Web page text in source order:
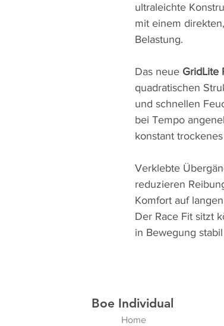
ultraleichte
mit einem
Belastung.
Das neue GridLite
quadratischen
und schnellen
bei Tempo
konstant
Verklebte
reduzieren
Komfort auf
Der Race Fit sitzt
in Bewegung
Boe Individual
Home